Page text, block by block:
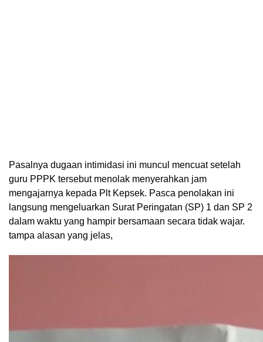
Pasalnya dugaan intimidasi ini muncul mencuat setelah
guru PPPK tersebut menolak menyerahkan jam
mengajarnya kepada Plt Kepsek. Pasca penolakan ini
langsung mengeluarkan Surat Peringatan (SP) 1 dan SP 2
dalam waktu yang hampir bersamaan secara tidak wajar.
tampa alasan yang jelas,